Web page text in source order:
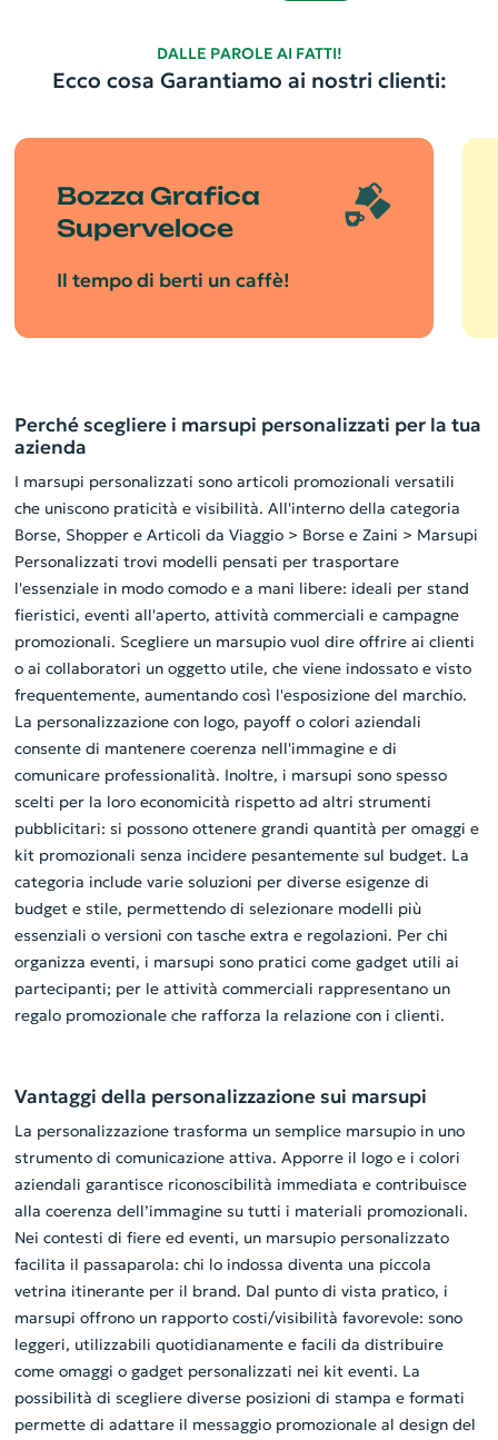
DALLE PAROLE AI FATTI!
Ecco cosa Garantiamo ai nostri clienti:
Bozza Grafica
Superveloce
Il tempo di berti un caffè!
Perché scegliere i marsupi personalizzati per la tua
azienda
I marsupi personalizzati sono articoli promozionali versatili
che uniscono praticità e visibilità. All'interno della categoria
Borse, Shopper e Articoli da Viaggio > Borse e Zaini > Marsupi
Personalizzati trovi modelli pensati per trasportare
l'essenziale in modo comodo e a mani libere: ideali per stand
fieristici, eventi all'aperto, attività commerciali e campagne
promozionali. Scegliere un marsupio vuol dire offrire ai clienti
o ai collaboratori un oggetto utile, che viene indossato e visto
frequentemente, aumentando così l'esposizione del marchio.
La personalizzazione con logo, payoff o colori aziendali
consente di mantenere coerenza nell'immagine e di
comunicare professionalità. Inoltre, i marsupi sono spesso
scelti per la loro economicità rispetto ad altri strumenti
pubblicitari: si possono ottenere grandi quantità per omaggi e
kit promozionali senza incidere pesantemente sul budget. La
categoria include varie soluzioni per diverse esigenze di
budget e stile, permettendo di selezionare modelli più
essenziali o versioni con tasche extra e regolazioni. Per chi
organizza eventi, i marsupi sono pratici come gadget utili ai
partecipanti; per le attività commerciali rappresentano un
regalo promozionale che rafforza la relazione con i clienti.
Vantaggi della personalizzazione sui marsupi
La personalizzazione trasforma un semplice marsupio in uno
strumento di comunicazione attiva. Apporre il logo e i colori
aziendali garantisce riconoscibilità immediata e contribuisce
alla coerenza dell’immagine su tutti i materiali promozionali.
Nei contesti di fiere ed eventi, un marsupio personalizzato
facilita il passaparola: chi lo indossa diventa una piccola
vetrina itinerante per il brand. Dal punto di vista pratico, i
marsupi offrono un rapporto costi/visibilità favorevole: sono
leggeri, utilizzabili quotidianamente e facili da distribuire
come omaggi o gadget personalizzati nei kit eventi. La
possibilità di scegliere diverse posizioni di stampa e formati
permette di adattare il messaggio promozionale al design del